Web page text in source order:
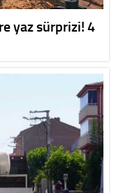
yaz sürprizi! 4